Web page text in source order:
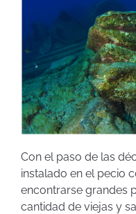
Con el paso de las
instalado en el pecio
encontrarse grandes
cantidad de viejas y